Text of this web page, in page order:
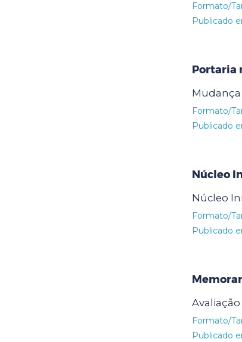
Formato/
Publicado
Portaria
Formato/
Publicado
Núcleo
Núcleo
Formato/
Publicado
Avaliação
Formato/
Publicado